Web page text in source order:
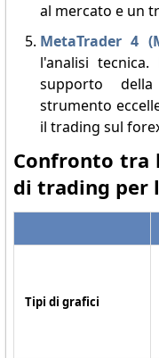
al mercato e un
MetaTrader 4
l'analisi
supporto
strumento
il trading sul
Confronto
di trading per
Tipi di grafici